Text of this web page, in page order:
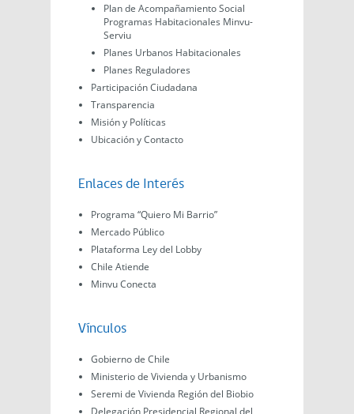
Plan de Acompañamiento Social
Programas Habitacionales Minvu-
Serviu
Planes Urbanos Habitacionales
Planes Reguladores
Participación Ciudadana
Transparencia
Misión y Políticas
Ubicación y Contacto
Enlaces de Interés
Programa “Quiero Mi Barrio”
Mercado Público
Plataforma Ley del Lobby
Chile Atiende
Minvu Conecta
Vínculos
Gobierno de Chile
Ministerio de Vivienda y Urbanismo
Seremi de Vivienda Región del Biobio
Delegación Presidencial Regional del